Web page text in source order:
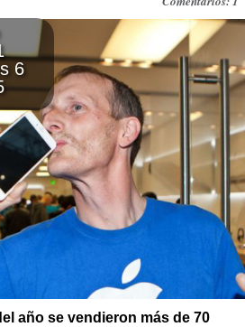
6
año se vendieron más de 70